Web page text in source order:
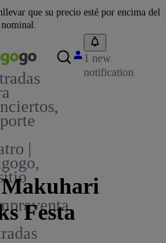
que su precio esté por encima del
|
1 new
notification
Festa